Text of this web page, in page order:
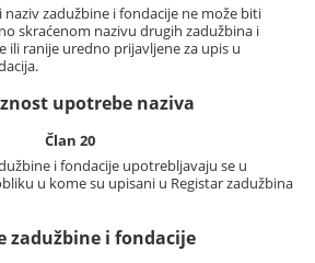
zadužbine i fondacije ne može biti
skraćenom nazivu drugih zadužbina i
ili ranije uredno prijavljene za upis u
upotrebe naziva
Član 20
i fondacije upotrebljavaju se u
u kome su upisani u Registar zadužbina
zadužbine i fondacije